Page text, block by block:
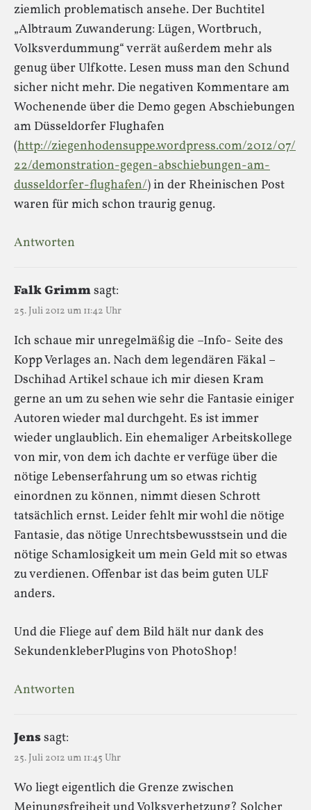
ziemlich problematisch ansehe. Der Buchtitel
„Albtraum Zuwanderung: Lügen, Wortbruch,
Volksverdummung“ verrät außerdem mehr als
genug über Ulfkotte. Lesen muss man den Schund
sicher nicht mehr. Die negativen Kommentare am
Wochenende über die Demo gegen Abschiebungen
am Düsseldorfer Flughafen
(http://ziegenhodensuppe.wordpress.com/2012/07/
22/demonstration-gegen-abschiebungen-am-
dusseldorfer-flughafen/) in der Rheinischen Post
waren für mich schon traurig genug.
Antworten
Falk Grimmsagt:
25. Juli 2012 um 11:42 Uhr
Ich schaue mir unregelmäßig die –Info- Seite des
Kopp Verlages an. Nach dem legendären Fäkal –
Dschihad Artikel schaue ich mir diesen Kram
gerne an um zu sehen wie sehr die Fantasie einiger
Autoren wieder mal durchgeht. Es ist immer
wieder unglaublich. Ein ehemaliger Arbeitskollege
von mir, von dem ich dachte er verfüge über die
nötige Lebenserfahrung um so etwas richtig
einordnen zu können, nimmt diesen Schrott
tatsächlich ernst. Leider fehlt mir wohl die nötige
Fantasie, das nötige Unrechtsbewusstsein und die
nötige Schamlosigkeit um mein Geld mit so etwas
zu verdienen. Offenbar ist das beim guten ULF
anders.
Und die Fliege auf dem Bild hält nur dank des
SekundenkleberPlugins von PhotoShop!
Antworten
Jenssagt:
25. Juli 2012 um 11:45 Uhr
Wo liegt eigentlich die Grenze zwischen